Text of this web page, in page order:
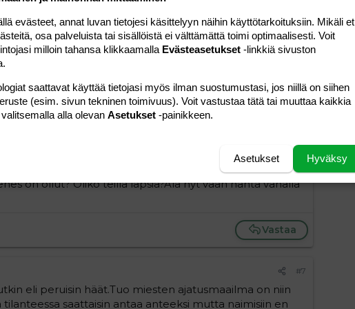
Vastaa
oikeesti miettii haluaako sen miehen vai häät???
menny naimisii, ja nyt kun olette menossa ja hän tekee
ihankun pelkäisi lopullista sitoutumista, kunon pitän
on ollut? Oliko teillä lapsia?Älä nyt vaan häntä vähällä
Vastaa
#7
eli peruisin häät.Tuo miesten ajatusmaailma on niin
tilanteessa saattaisin antaa anteeksi mutta naimisiin en
evästeet, annat luvan tietojesi käsittelyyn näihin käyttötarkoituksiin. Mikäli et
osa palveluista tai sisällöistä ei välttämättä toimi optimaalisesti. Voit
milloin tahansa klikkaamalla Evästeasetukset -linkkiä sivuston
saattavat käyttää tietojasi myös ilman suostumustasi, jos niillä on siihen
(esim. sivun tekninen toimivuus). Voit vastustaa tätä tai muuttaa kaikkia
alla olevan Asetukset -painikkeen.
Hyväksy
Asetukset